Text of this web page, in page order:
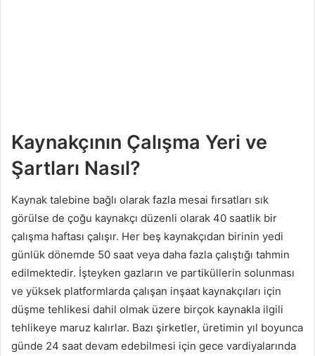
Kaynakçının Çalışma Yeri ve
Şartları Nasıl?
Kaynak talebine bağlı olarak fazla mesai fırsatları sık
görülse de çoğu kaynakçı düzenli olarak 40 saatlik bir
çalışma haftası çalışır. Her beş kaynakçıdan birinin yedi
günlük dönemde 50 saat veya daha fazla çalıştığı tahmin
edilmektedir. İşteyken gazların ve partiküllerin solunması
ve yüksek platformlarda çalışan inşaat kaynakçıları için
düşme tehlikesi dahil olmak üzere birçok kaynakla ilgili
tehlikeye maruz kalırlar. Bazı şirketler, üretimin yıl boyunca
günde 24 saat devam edebilmesi için gece vardiyalarında